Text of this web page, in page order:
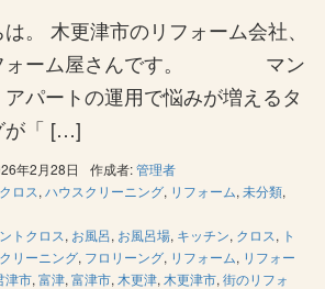
。 木更津市のリフォーム会社、
ォーム屋さんです。 マン
パートの運用で悩みが増えるタ
が「 […]
年2月28日 作成者:管理者
クロス, ハウスクリーニング, リフォーム, 未分類,
トクロス, お風呂, お風呂場, キッチン, クロス, ト
リーニング, フロリーング, リフォーム, リフォー
津市, 富津, 富津市, 木更津, 木更津市, 街のリフォ